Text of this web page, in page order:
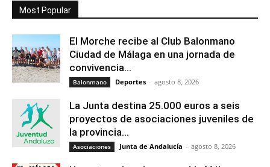
Most Popular
El Morche recibe al Club Balonmano
Ciudad de Málaga en una jornada de
convivencia...
Balonmano Deportes - agosto 8, 2026
La Junta destina 25.000 euros a seis
proyectos de asociaciones juveniles de
la provincia...
Asociaciones Junta de Andalucía - agosto 8, 2026